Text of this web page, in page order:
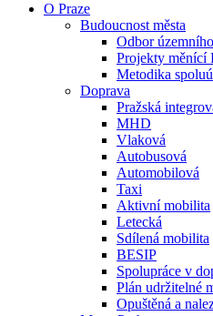
O Praze
Budoucnost města
Odbor
Projekty měnící
Metodika
Doprava
Pražská
MHD
Vlaková
Autobusová
Automobilová
Taxi
Aktivní mobilita
Letecká
Sdílená mobilita
BESIP
Spolupráce v
Plán udržitelné
Opuštěná a